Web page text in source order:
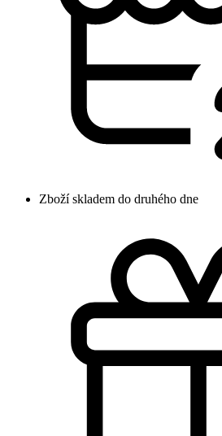
Zboží skladem do druhého dne